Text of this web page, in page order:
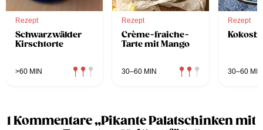
Rezept
Schwarzwälder
Kirschtorte
>60 MIN
Rezept
Crème-fraiche-
Tarte mit Mango
30–60 MIN
Rezept
30–60 MIN
1 Kommentare „Pikante Palatschinken mit